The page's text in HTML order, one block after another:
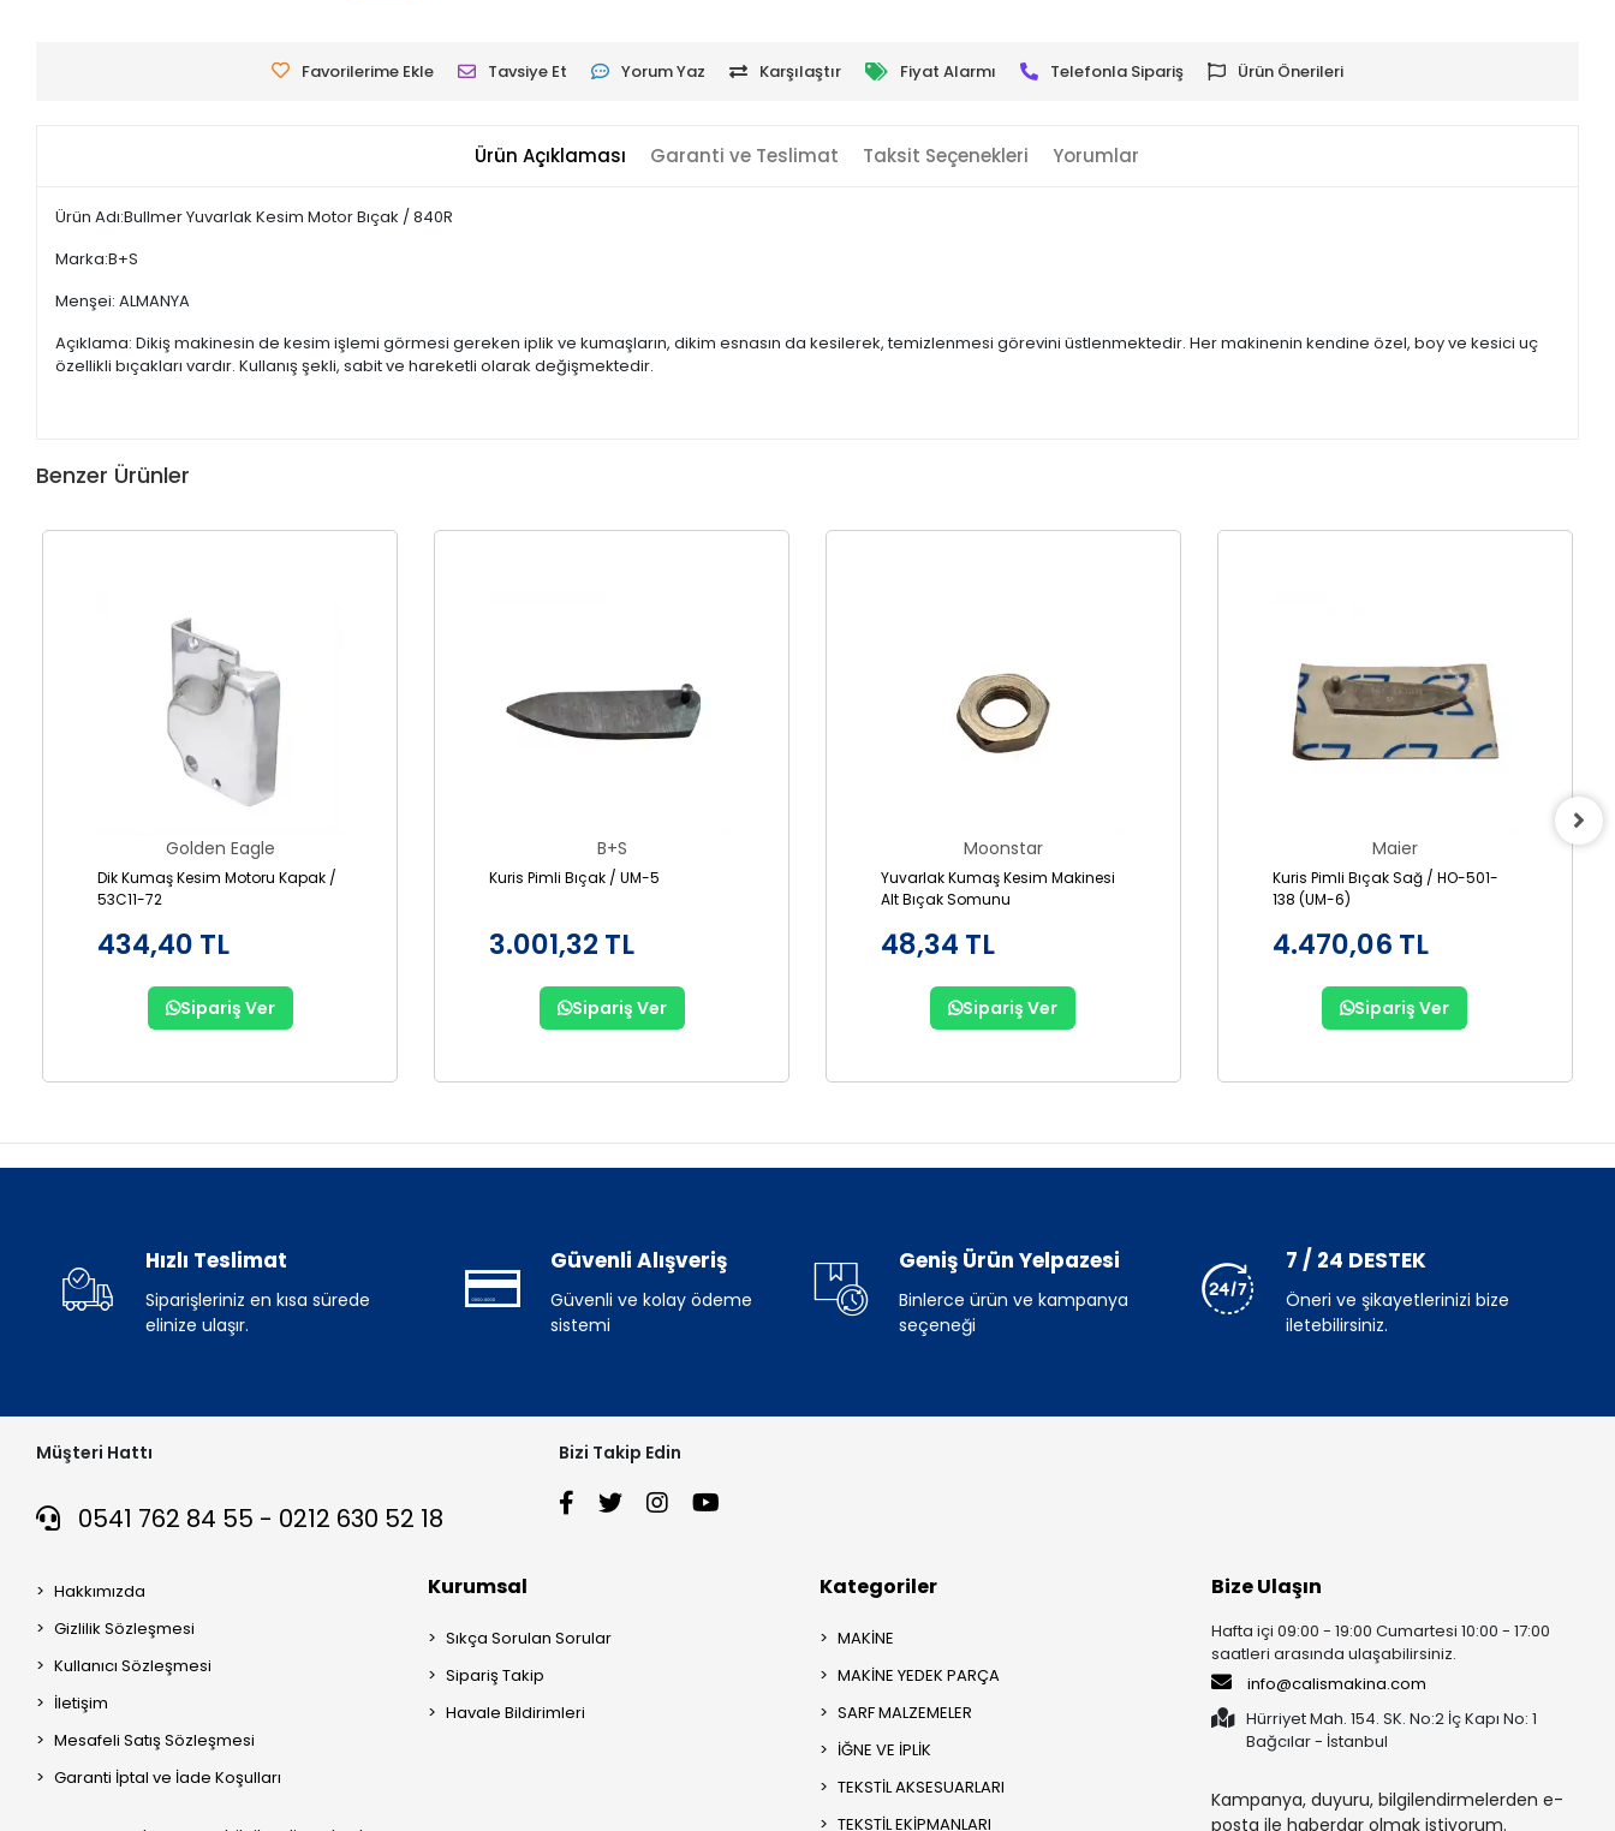
Favorilerime Ekle Tavsiye Et Yorum Yaz Karşılaştır Fiyat Alarmı Telefonla Sipariş Ürün Önerileri
Ürün Açıklaması Garanti ve Teslimat Taksit Seçenekleri Yorumlar
Ürün Adı:Bullmer Yuvarlak Kesim Motor Bıçak / 840R
Marka:B+S
Menşei: ALMANYA
Açıklama: Dikiş makinesin de kesim işlemi görmesi gereken iplik ve kumaşların, dikim esnasın da kesilerek, temizlenmesi görevini üstlenmektedir. Her makinenin kendine özel, boy ve kesici uç
özellikli bıçakları vardır. Kullanış şekli, sabit ve hareketli olarak değişmektedir.
Benzer Ürünler
Golden Eagle
Dik Kumaş Kesim Motoru Kapak /
53C11-72
434,40 TL
Sipariş Ver
B+S
Kuris Pimli Bıçak / UM-5
3.001,32 TL
Sipariş Ver
Moonstar
Yuvarlak Kumaş Kesim Makinesi
Alt Bıçak Somunu
48,34 TL
Sipariş Ver
Maier
Kuris Pimli Bıçak Sağ / HO-501-
138 (UM-6)
4.470,06 TL
Sipariş Ver
Hızlı Teslimat
Siparişleriniz en kısa sürede
elinize ulaşır.
Güvenli Alışveriş
Güvenli ve kolay ödeme
sistemi
Geniş Ürün Yelpazesi
Binlerce ürün ve kampanya
seçeneği
7 / 24 DESTEK
Öneri ve şikayetlerinizi bize
iletebilirsiniz.
Müşteri Hattı
0541 762 84 55 - 0212 630 52 18
Bizi Takip Edin
Hakkımızda
Gizlilik Sözleşmesi
Kullanıcı Sözleşmesi
İletişim
Mesafeli Satış Sözleşmesi
Garanti İptal ve İade Koşulları
Kurumsal
Sıkça Sorulan Sorular
Sipariş Takip
Havale Bildirimleri
Kategoriler
MAKİNE
MAKİNE YEDEK PARÇA
SARF MALZEMELER
İĞNE VE İPLİK
TEKSTİL AKSESUARLARI
TEKSTİL EKİPMANLARI
Bize Ulaşın
Hafta içi 09:00 - 19:00 Cumartesi 10:00 - 17:00
saatleri arasında ulaşabilirsiniz.
info@calismakina.com
Hürriyet Mah. 154. SK. No:2 İç Kapı No: 1
Bağcılar - İstanbul
Kampanya, duyuru, bilgilendirmelerden e-
posta ile haberdar olmak istiyorum.